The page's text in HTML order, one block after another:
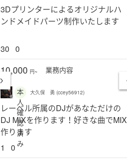
3Dプリンターによるオリジナルハ
ンドメイドパーツ制作いたします
30 0
10,000 円~ 業務内容
本
人
確
認
済
み
大久保 勇 (ccey56912)
レーベル所属のDJがあなただけの
DJ MIXを作ります！好きな曲でMIX
作ります
1
0